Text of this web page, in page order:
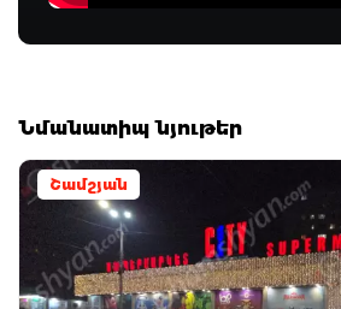
Նմանատիպ նյութեր
Շամշյան